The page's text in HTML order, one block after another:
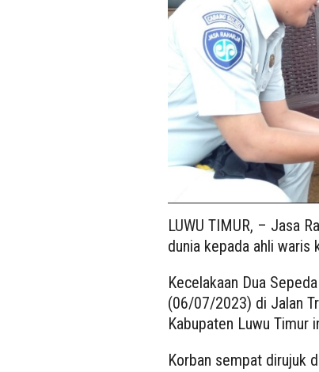
LUWU TIMUR, – Jasa
dunia kepada ahli waris
Kecelakaan Dua
(06/07/2023) di Jalan
Kabupaten Luwu Timur
Korban sempat dirujuk